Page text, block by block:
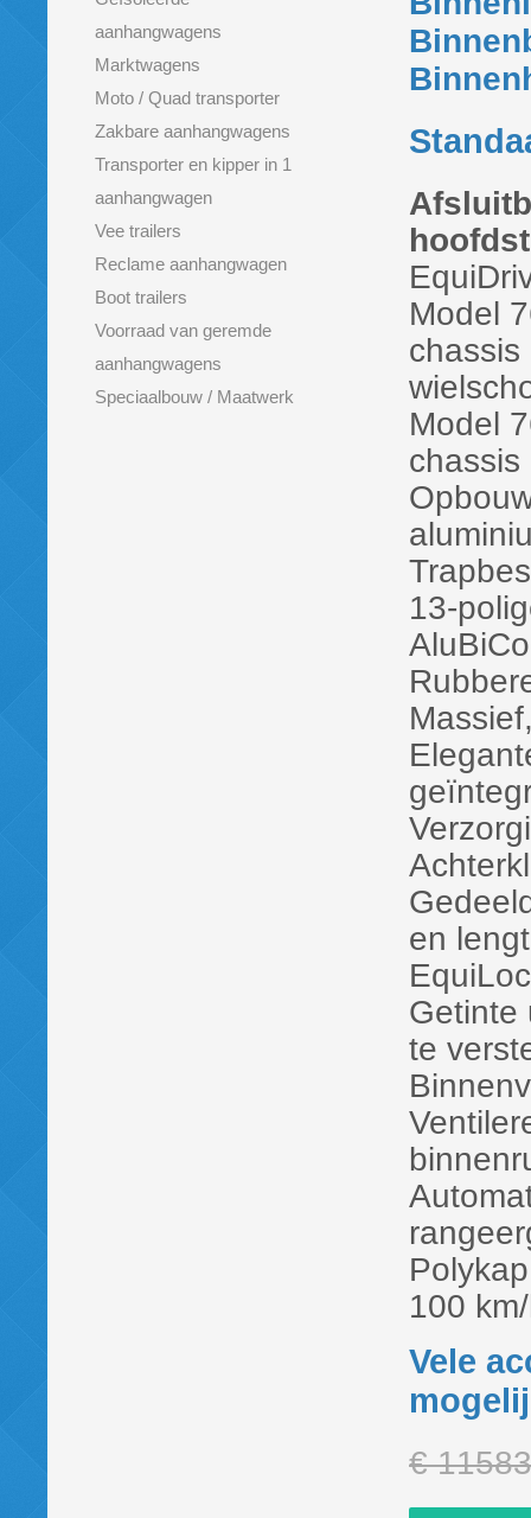
aanhangwagens
Marktwagens
Moto / Quad transporter
Zakbare aanhangwagens
Transporter en kipper in 1
aanhangwagen
Vee trailers
Reclame aanhangwagen
Boot trailers
Voorraad van geremde
aanhangwagens
Speciaalbouw / Maatwerk
Model
chassis
Model
chassis
13-
en
Getinte
te
100
Vele
€ 11583